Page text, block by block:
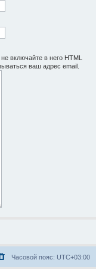
включайте в него HTML
ваш адрес email.
Часовой пояс: UTC+03:00